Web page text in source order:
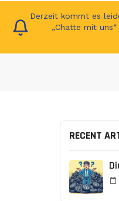
Derzeit kommt es
„Chatte mit
RECENT